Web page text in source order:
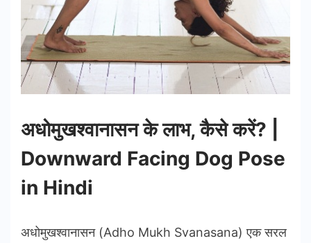
अधोमुखश्वानासन के लाभ, कैसे करें? |
Downward Facing Dog Pose
in Hindi
अधोमुखश्वानासन (Adho Mukh Svanasana) एक सरल